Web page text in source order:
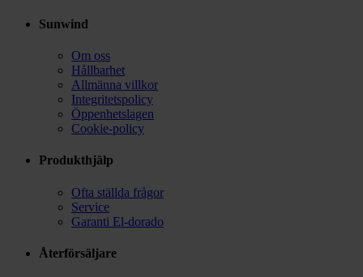
Sunwind
Om oss
Hållbarhet
Allmänna villkor
Integritetspolicy
Öppenhetslagen
Cookie-policy
Produkthjälp
Ofta ställda frågor
Service
Garanti El-dorado
Återförsäljare